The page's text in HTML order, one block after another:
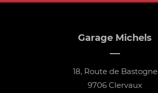
Garage Michels
18, Route de Bastogne
9706 Clervaux